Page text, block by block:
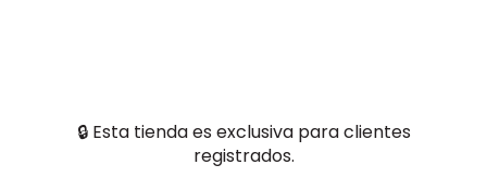
🔒 Esta tienda es exclusiva para clientes
registrados.